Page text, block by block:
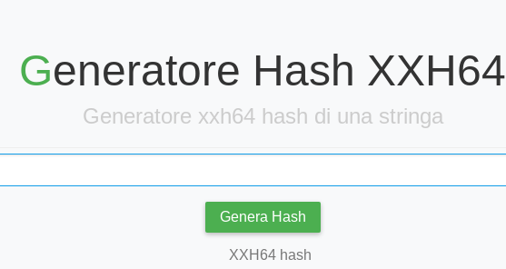
Generatore Hash XXH64
Generatore xxh64 hash di una stringa
Genera Hash